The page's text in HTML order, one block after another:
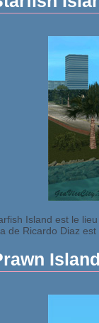
Island est le
de Ricardo Diaz